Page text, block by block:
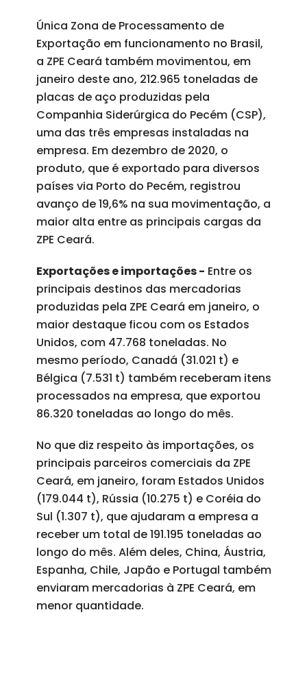
Única Zona de Processamento de
Exportação em funcionamento no Brasil,
a ZPE Ceará também movimentou, em
janeiro deste ano, 212.965 toneladas de
placas de aço produzidas pela
Companhia Siderúrgica do Pecém (CSP),
uma das três empresas instaladas na
empresa. Em dezembro de 2020, o
produto, que é exportado para diversos
países via Porto do Pecém, registrou
avanço de 19,6% na sua movimentação, a
maior alta entre as principais cargas da
ZPE Ceará.
Exportações e importações - Entre os
principais destinos das mercadorias
produzidas pela ZPE Ceará em janeiro, o
maior destaque ficou com os Estados
Unidos, com 47.768 toneladas. No
mesmo período, Canadá (31.021 t) e
Bélgica (7.531 t) também receberam itens
processados na empresa, que exportou
86.320 toneladas ao longo do mês.
No que diz respeito às importações, os
principais parceiros comerciais da ZPE
Ceará, em janeiro, foram Estados Unidos
(179.044 t), Rússia (10.275 t) e Coréia do
Sul (1.307 t), que ajudaram a empresa a
receber um total de 191.195 toneladas ao
longo do mês. Além deles, China, Áustria,
Espanha, Chile, Japão e Portugal também
enviaram mercadorias à ZPE Ceará, em
menor quantidade.